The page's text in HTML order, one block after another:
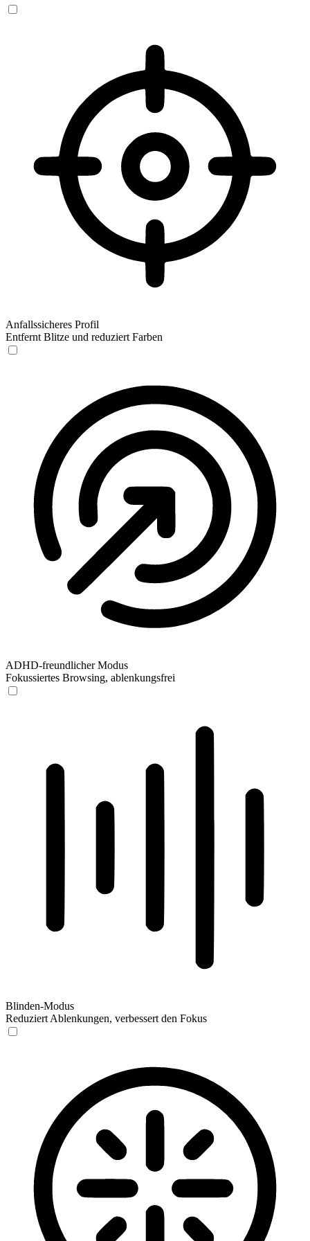
Anfallssicheres Profil
Entfernt Blitze und reduziert Farben
ADHD-freundlicher Modus
Fokussiertes Browsing, ablenkungsfrei
Blinden-Modus
Reduziert Ablenkungen, verbessert den Fokus